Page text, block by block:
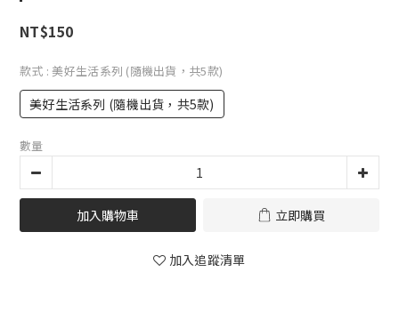
NT$150
款式 : 美好生活系列 (隨機出貨，共5款)
美好生活系列 (隨機出貨，共5款)
數量
加入購物車 立即購買
加入追蹤清單